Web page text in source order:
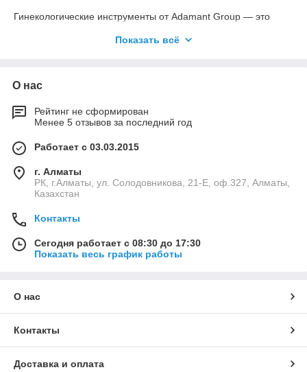
Гинекологические инструменты от Adamant Group — это
эффективного лечения в акушерстве и гинекологии. Наши
практик, обеспечивая комфорт для врачей и безопасность
Особенности гинекологических инструментов
проведения осмотров, диагностических процедур и
инструментов, таких как зеркала, зонды, пинцеты и ножницы,
выполненные из высококачественных материалов. Основные
преимущества:
Высокая точность
надежность при диагностике и процедурах.
: изготовлены из медицинской стали,
пациента.
Универсальность: подходят для применения в
гинекологических кабинетах, операционных и
Показать всё
О нас
Рейтинг не сформирован
Менее 5 отзывов за последний год
Работает с 03.03.2015
г. Алматы
РК, г.Алматы, ул. Солодовникова, 21-Е, оф.327, Алматы,
Казахстан
Контакты
Сегодня работает с 08:30 до 17:30
Показать весь график работы
О нас
Контакты
Доставка и оплата